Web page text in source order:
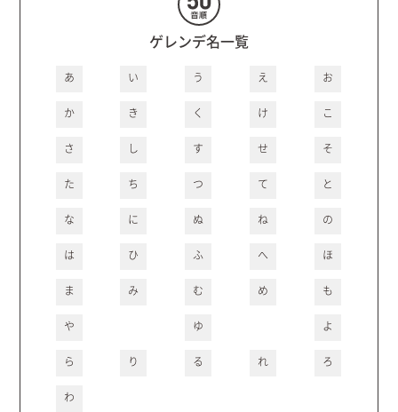
ゲレンデ名一覧
あ い う え お
か き く け こ
さ し す せ そ
た ち つ て と
な に ぬ ね の
は ひ ふ へ ほ
ま み む め も
や ゆ よ
ら り る れ ろ
わ